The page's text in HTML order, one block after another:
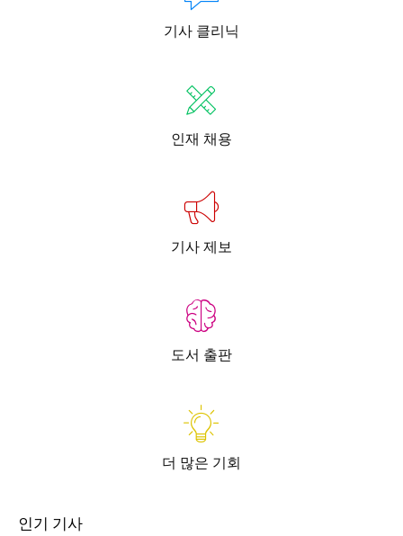
기사 클리닉
인재 채용
기사 제보
도서 출판
더 많은 기회
인기 기사